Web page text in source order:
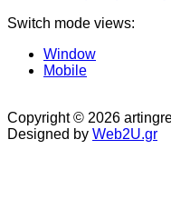
Switch mode views:
Window
Mobile
Copyright © 2026
Designed by Web2U.gr